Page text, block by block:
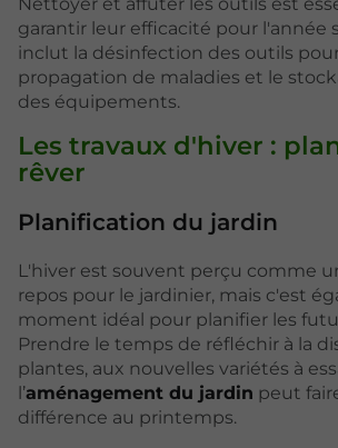
garantir leur efficacité pour l'année
inclut la désinfection des outils
propagation de maladies et le
des équipements.
Les travaux d'hiver :
rêver
Planification du jardin
L'hiver est souvent perçu comme
repos pour le jardinier, mais c'est
moment idéal pour planifier les
Prendre le temps de réfléchir à la
plantes, aux nouvelles variétés à
l’aménagement du jardin peut
différence au printemps.